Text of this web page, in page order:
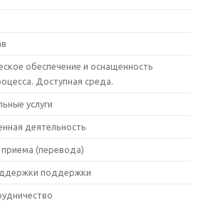
обеспечение и оснащенность
Доступная среда.
услуги
деятельность
(перевода)
поддержки